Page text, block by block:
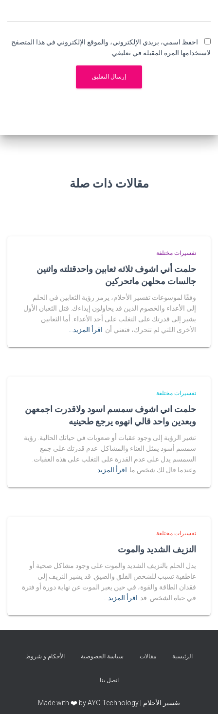
احفظ اسمي، بريدي الإلكتروني، والموقع الإلكتروني في هذا المتصفح
لاستخدامها المرة المقبلة في تعليقي.
مقالات ذات صلة
تفسيرات مختلفة
حلمت أني اشوف ثلاثه ثعابين واحدقتلته واثنين
جالسات محلهن ماتحركين
وفقًا لموسوعات تفسير الأحلام، يرمز رؤية الثعابين في الحلم
إلى الأعداء والخصوم الذين قد يحاولون إيذاءك. قتل الثعبان الأول
يشير إلى قدرتك على التغلب على أحد الأعداء. أما الثعابين
الأخرى اللتي لم تتحرك، فتعني أن اقرأ المزيد…
تفسيرات مختلفة
حلمت اني اشوف سمسم اسود ولاقدرت اجمعهن
وبعدين واحد قالي انهوه يرجع طحينيه
تشير الرؤية إلى وجود عقبات أو صعوبات في حياتك الحالية. رؤية
سمسم أسود يمثل العناء والمشاكل. عدم قدرتك على جمع
السمسم يدل على عدم القدرة على التغلب على هذه العقبات.
وعندما قال لك شخص ما اقرأ المزيد…
تفسيرات مختلفة
النزيف الشديد والموت
يدل الحلم بالنزيف الشديد والموت على وجود مشاكل صحية أو
عاطفية تسبب للشخص القلق والضيق. قد يشير النزيف إلى
فقدان الطاقة والقوة، في حين يعبر الموت عن نهاية دورة أو فترة
في حياة الشخص. قد اقرأ المزيد…
الرئيسية مقالات سياسة الخصوصية الأحكام و شروط
اتصل بنا
تفسير الأحلام | Made with ❤️ by AYO Technology